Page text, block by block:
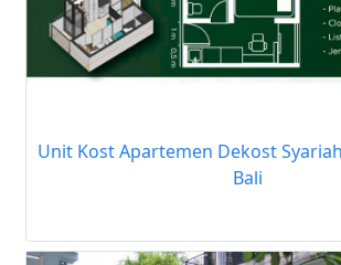
Unit Kost Apartemen Dekost
Bali